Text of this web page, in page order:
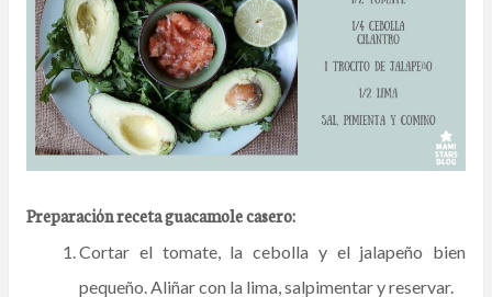
Preparación receta guacamole casero:
Cortar el tomate, la cebolla y el jalapeño bien
pequeño. Aliñar con la lima, salpimentar y reservar.